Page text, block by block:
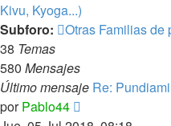
Kivu, Kyoga...)
Subforo:
Otras Familias de
38 Temas
580 Mensajes
Último mensaje Re:
porPablo44